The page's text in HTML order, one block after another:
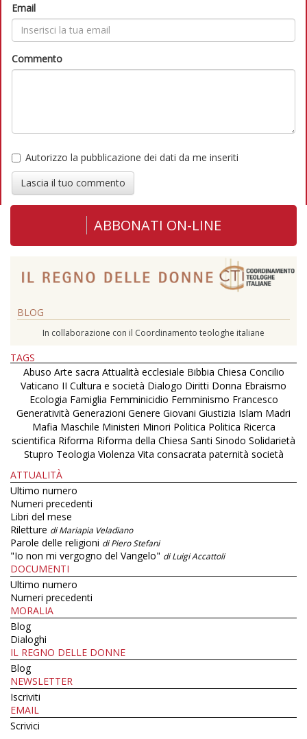
Email
Commento
Autorizzo la pubblicazione dei dati da me inseriti
Lascia il tuo commento
ABBONATI ON-LINE
BLOG
In collaborazione con il Coordinamento teologhe italiane
TAGS
Abuso Arte sacra Attualità ecclesiale Bibbia Chiesa Concilio
Vaticano II Cultura e società Dialogo Diritti Donna Ebraismo
Ecologia Famiglia Femminicidio Femminismo Francesco
Generatività Generazioni Genere Giovani Giustizia Islam Madri
Mafia Maschile Ministeri Minori Politica Politica Ricerca
scientifica Riforma Riforma della Chiesa Santi Sinodo Solidarietà
Stupro Teologia Violenza Vita consacrata paternità società
ATTUALITÀ
Ultimo numero
Numeri precedenti
Libri del mese
Riletture di Mariapia Veladiano
Parole delle religioni di Piero Stefani
"Io non mi vergogno del Vangelo" di Luigi Accattoli
DOCUMENTI
Ultimo numero
Numeri precedenti
MORALIA
Blog
Dialoghi
IL REGNO DELLE DONNE
Blog
NEWSLETTER
Iscriviti
EMAIL
Scrivici